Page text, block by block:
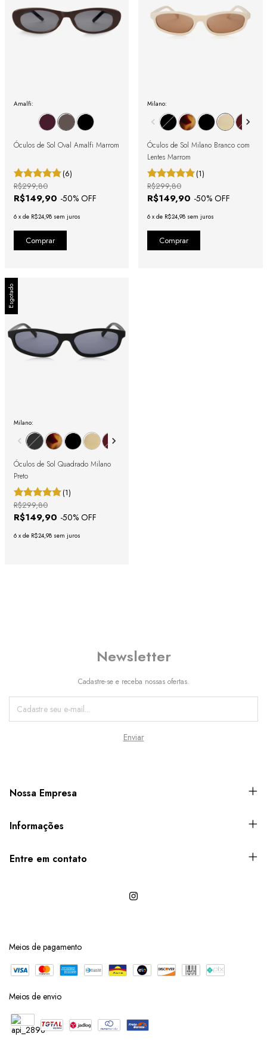
Amalfi:
Óculos de Sol Oval Amalfi Marrom
(6)
R$149,90 -50% OFF
R$299,80
6 x de R$24,98 sem juros
Milano:
Óculos de Sol Milano Branco com
Lentes Marrom
(1)
R$149,90 -50% OFF
R$299,80
6 x de R$24,98 sem juros
Esgotado
Milano:
Óculos de Sol Quadrado Milano
Preto
(1)
R$149,90 -50% OFF
R$299,80
6 x de R$24,98 sem juros
Newsletter
Cadastre-se e receba nossas ofertas.
Nossa Empresa
Informações
Entre em contato
Meios de pagamento
Meios de envio